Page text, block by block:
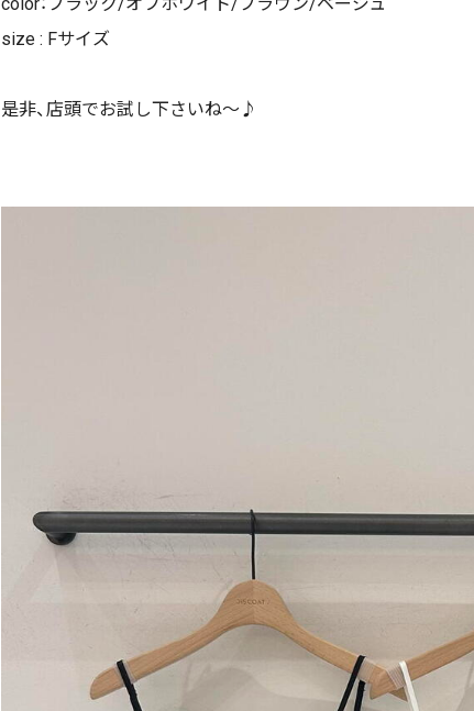
size : Fサイズ
是非、店頭でお試し下さいね〜♪